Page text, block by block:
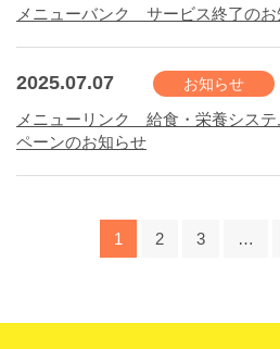
メニューバンク サービス終了のお
2025.07.07 お知らせ
メニューリンク 給食・栄養シス
ペーンのお知らせ
1 2 3 …